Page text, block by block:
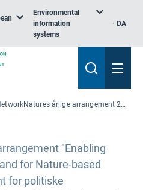
Environmental
information
systems
DA
NetworkNatures årlige arrangement 2023: Muliggøre transformation gennem og for naturbaserede løsninger
"Enabling
for Nature-based
for politiske